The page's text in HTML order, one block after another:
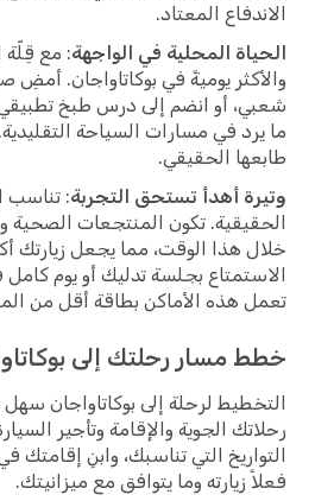
الاندفاع المعتاد.
الحياة المحلية في الواجهة: مع قِلّة
والأكثر يوميةً في بوكاتاواجان.
شعبي، أو انضم إلى درس طبخ
ما يرد في مسارات السياحة
طابعها الحقيقي.
وتيرة أهدأ تستحق التجربة: تناسب
الحقيقية. تكون المنتجعات الصحية
خلال هذا الوقت، مما يجعل زيارتك
الاستمتاع بجلسة تدليك أو يوم
تعمل هذه الأماكن بطاقة أقل من
خطط مسار رحلتك إلى
رحلاتك الجوية والإقامة وتأجير
التواريخ التي تناسبك، وابنِ إقامتك
فعلاً زيارته وما يتوافق مع ميزانيتك.